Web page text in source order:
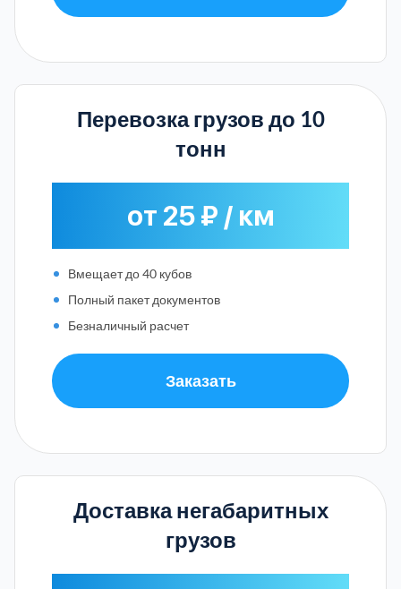
Перевозка грузов до 10
тонн
от 25 ₽ / км
Вмещает до 40 кубов
Полный пакет документов
Безналичный расчет
Заказать
Доставка негабаритных
грузов